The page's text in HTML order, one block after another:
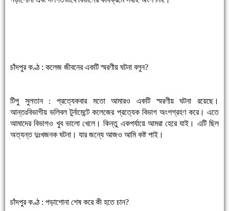
চাঁদপুর কণ্ঠ : কলেজ জীবনের একটি স্মরণীয় ঘটনা বলুন?
টিপু সুলতান : প্রত্যেকবার মতো আমারও একটি স্মরণীয় ঘটনা রয়েছে।
আন্তঃবিভাগীয় ভলিবল টুর্নামেন্টে কলেজের প্রত্যেক বিভাগ অংশগ্রহণ করে। এতে
আমাদের বিভাগও খুব ভালো খেলে। কিন্তু একপর্যায়ে আমরা হেরে যাই। এটি ছিল
অত্যন্ত দুঃখজনক ঘটনা। যার জন্যে আজও আমি কষ্ট পাই।
চাঁদপুর কণ্ঠ : পড়াশোনা শেষ করে কী হতে চান?